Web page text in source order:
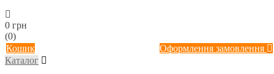
0 грн
(0)
Кошик
Оформлення замовлення
Каталог